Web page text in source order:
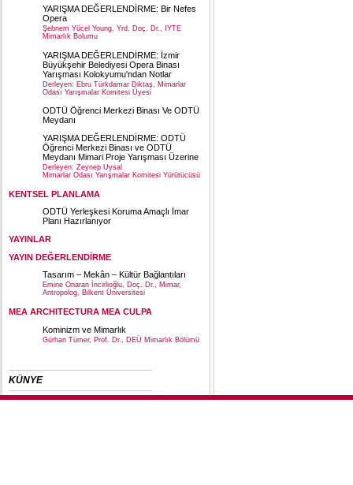
YARIŞMA DEĞERLENDİRME: Bir Nefes
Opera
Şebnem Yücel Young, Yrd. Doç. Dr., IYTE
Mimarlık Bolumu
YARIŞMA DEĞERLENDİRME: İzmir
Büyükşehir Belediyesi Opera Binası
Yarışması Kolokyumu'ndan Notlar
Derleyen: Ebru Türkdamar Diktaş, Mimarlar
Odası Yarışmalar Komitesi Üyesi
ODTÜ Öğrenci Merkezi Binası Ve ODTÜ
Meydanı
YARIŞMA DEĞERLENDİRME: ODTÜ
Öğrenci Merkezi Binası ve ODTÜ
Meydanı Mimari Proje Yarışması Üzerine
Derleyen: Zeynep Uysal
Mimarlar Odası Yarışmalar Komitesi Yürütücüsü
KENTSEL PLANLAMA
ODTÜ Yerleşkesi Koruma Amaçlı İmar
Planı Hazırlanıyor
YAYINLAR
YAYIN DEĞERLENDİRME
Tasarım – Mekân – Kültür Bağlantıları
Emine Onaran İncirlioğlu, Doç. Dr., Mimar,
Antropolog, Bilkent Üniversitesi
MEA ARCHITECTURA MEA CULPA
Kominizm ve Mimarlık
Gürhan Tümer, Prof. Dr., DEÜ Mimarlık Bölümü
KÜNYE